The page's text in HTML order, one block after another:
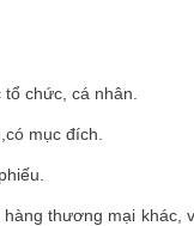
chức, cá nhân.
mục đích.
thương mại